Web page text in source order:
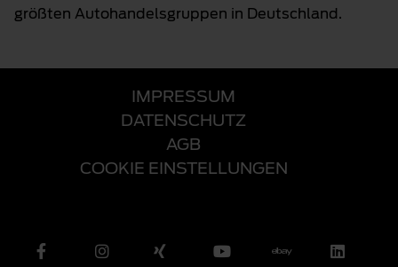
größten Autohandelsgruppen in Deutschland.
IMPRESSUM
DATENSCHUTZ
AGB
COOKIE EINSTELLUNGEN